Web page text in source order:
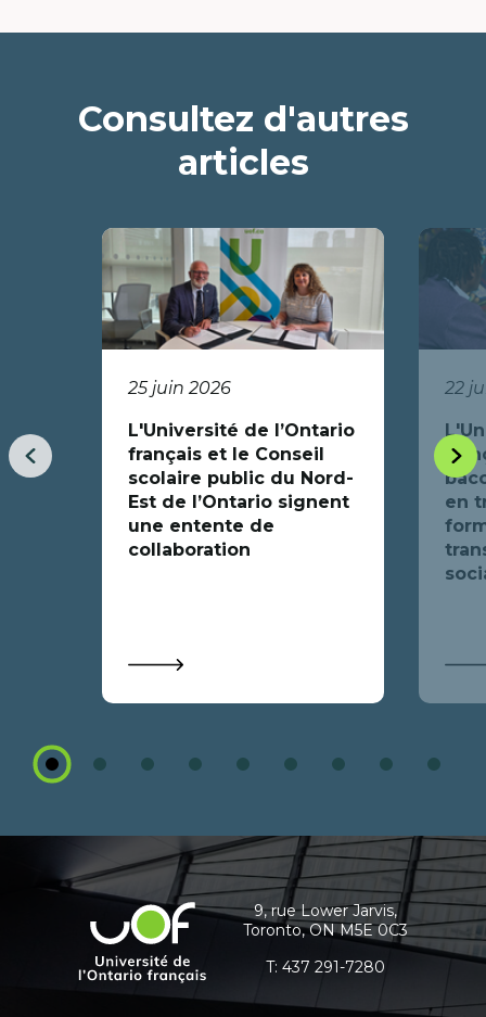
Consultez d'autres
articles
25 juin 2026
L'Université de l’Ontario
français et le Conseil
scolaire public du Nord-
Est de l’Ontario signent
une entente de
collaboration
22
en
Item
précédent
1
Item
informations
supplémentaires
Université
l'Ontario
9, rue Lower Jarvis,
Toronto, ON M5E 0C3
T: 437 291-7280